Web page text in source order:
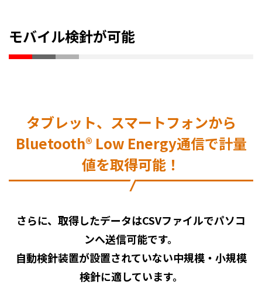
モバイル検針が可能
タブレット、スマートフォンから
Bluetooth® Low Energy通信で計量
値を取得可能！
さらに、取得したデータはCSVファイルでパソコ
ンへ送信可能です。
自動検針装置が設置されていない中規模・小規模
検針に適しています。